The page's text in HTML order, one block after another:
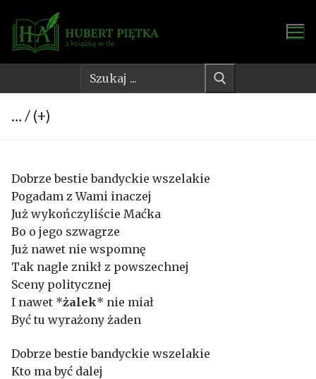
do
treści
Szukaj:
… / (+)
Dobrze bestie bandyckie wszelakie
Pogadam z Wami inaczej
Już wykończyliście Maćka
Bo o jego szwagrze
Już nawet nie wspomnę
Tak nagle znikł z powszechnej
Sceny politycznej
I nawet *żalek* nie miał
Być tu wyrażony żaden
Dobrze bestie bandyckie wszelakie
Kto ma być dalej